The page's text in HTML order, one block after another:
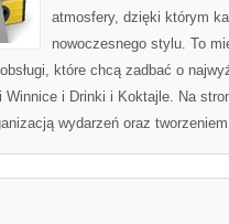
atmosfery, dzięki którym
nowoczesnego stylu. To
które chcą zadbać o
Winnice i Drinki i Koktajle. Na
wydarzeń oraz